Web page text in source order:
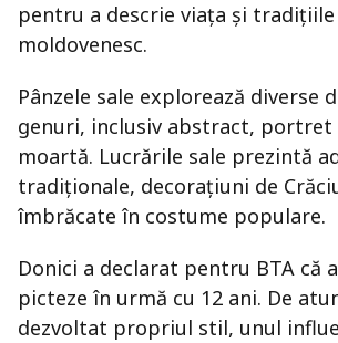
pentru a descrie viața și
moldovenesc.
Pânzele sale explorează diverse
genuri, inclusiv abstract, portret
moartă. Lucrările sale prezintă
tradiționale, decorațiuni de
îmbrăcate în costume populare.
Donici a declarat pentru BTA că
picteze în urmă cu 12 ani. De
dezvoltat propriul stil, unul